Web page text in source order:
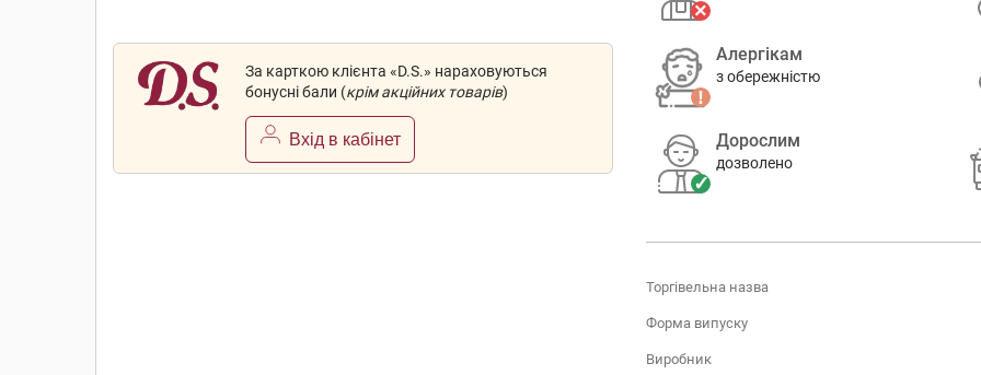
За карткою клієнта «D.S.» нараховуються
бонусні бали (крім акційних товарів)
Вхід в кабінет
Алергікам
з обережністю
Дорослим
дозволено
Торгівельна назва
Форма випуску
Виробник